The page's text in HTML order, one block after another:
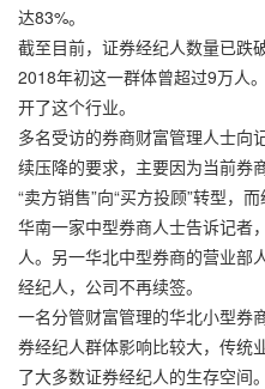
达83%。
截至目前，证券经纪人数量已跌
2018年初这一群体曾超过9万人
开了这个行业。
多名受访的券商财富管理人士向
续压降的要求，主要因为当前券
“卖方销售”向“买方投顾”转型，
华南一家中型券商人士告诉记者
人。另一华北中型券商的营业部
经纪人，公司不再续签。
一名分管财富管理的华北小型券
券经纪人群体影响比较大，传统
了大多数证券经纪人的生存空间。